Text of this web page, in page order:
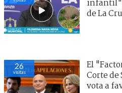
infantil":
de La
26
visitas
El
Corte
vota a